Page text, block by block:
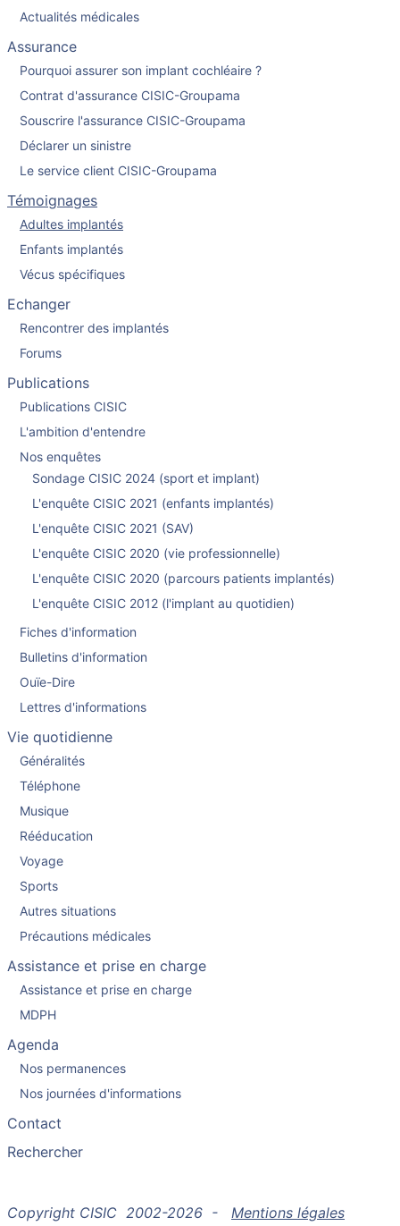
Actualités médicales
Assurance
Pourquoi assurer son implant cochléaire ?
Contrat d'assurance CISIC-Groupama
Souscrire l'assurance CISIC-Groupama
Déclarer un sinistre
Le service client CISIC-Groupama
Témoignages
Adultes implantés
Enfants implantés
Vécus spécifiques
Echanger
Rencontrer des implantés
Forums
Publications
Publications CISIC
L'ambition d'entendre
Nos enquêtes
Sondage CISIC 2024 (sport et implant)
L'enquête CISIC 2021 (enfants implantés)
L'enquête CISIC 2021 (SAV)
L'enquête CISIC 2020 (vie professionnelle)
L'enquête CISIC 2020 (parcours patients implantés)
L'enquête CISIC 2012 (l'implant au quotidien)
Fiches d'information
Bulletins d'information
Ouïe-Dire
Lettres d'informations
Vie quotidienne
Généralités
Téléphone
Musique
Rééducation
Voyage
Sports
Autres situations
Précautions médicales
Assistance et prise en charge
Assistance et prise en charge
MDPH
Agenda
Nos permanences
Nos journées d'informations
Contact
Rechercher
Copyright CISIC 2002-2026 - Mentions légales